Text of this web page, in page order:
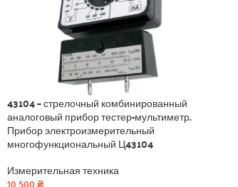
43104 – стрелочный комбинированный
аналоговый прибор тестер-мультиметр.
Прибор электроизмерительный
многофункциональный Ц43104
Измерительная техника